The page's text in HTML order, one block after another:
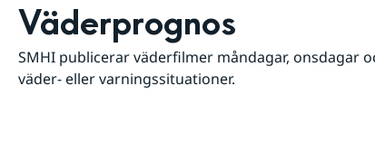
Väderprognos
SMHI publicerar väderfilmer måndagar, onsdagar
väder- eller varningssituationer.